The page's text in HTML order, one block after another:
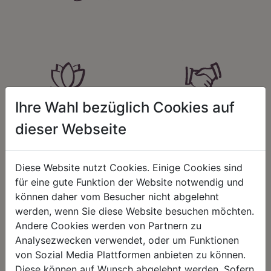
HARMONIE
Unser Sortiment steht für ein
schenken natürliche, stilvolle
Momente für harmonische Stunden
zu Hause – den Ort, an dem
Menschen sich geborgen fühlen und
positive Energie schöpfen.
FAIRNESS
fair – im Hinblick auf unsere
Kalkulation, angemessene
Entlohnung und unsere
nachhaltigen, gewachsenen
Geschäftsbeziehungen.
REGIONALITÄT NACHHALTIGKEIT
Ihre Wahl bezüglich Cookies auf
dieser Webseite
Diese Website nutzt Cookies. Einige Cookies sind
für eine gute Funktion der Website notwendig und
können daher vom Besucher nicht abgelehnt
werden, wenn Sie diese Website besuchen möchten.
Andere Cookies werden von Partnern zu
Analysezwecken verwendet, oder um Funktionen
von Sozial Media Plattformen anbieten zu können.